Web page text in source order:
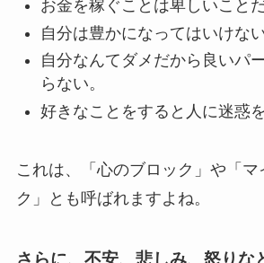
お金を稼ぐことは卑しいことだ
自分は豊かになってはいけない
自分なんてダメだから良いパ
らない。
好きなことをすると人に迷惑
これは、「心のブロック」や「マ
ク」とも呼ばれますよね。